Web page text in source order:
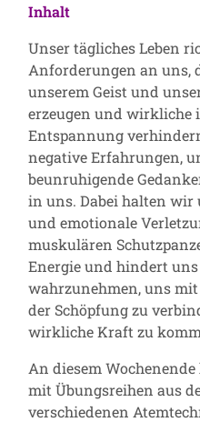
Inhalt
Unser tägliches Leben
Anforderungen an uns,
unserem Geist und
erzeugen und wirkliche
Entspannung
negative Erfahrungen,
beunruhigende
in uns. Dabei halten
und emotionale
muskulären
Energie und hindert
wahrzunehmen, uns
der Schöpfung zu
wirkliche Kraft zu
An diesem
mit Übungsreihen aus
verschiedenen